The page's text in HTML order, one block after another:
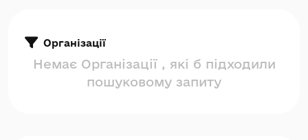
Організації
Немає Організації , які б підходили
пошуковому запиту